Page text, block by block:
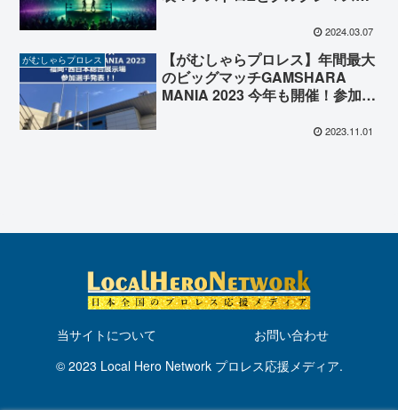
ゃらプロレス提供試合・LEGOデ
スマッチが決定！
2024.03.07
がむしゃらプロレス
【がむしゃらプロレス】年間最大
のビッグマッチGAMSHARA
MANIA 2023 今年も開催！参加選
2023.11.01
当サイトについて
お問い合わせ
© 2023 Local Hero Network プロレス応援メディア.